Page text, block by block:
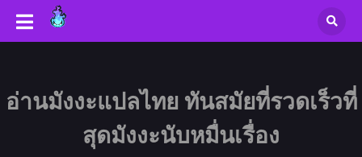
อ่านมังงะแปลไทย ทันสมัยที่รวดเร็วที่
สุดมังงะนับหมื่นเรื่อง